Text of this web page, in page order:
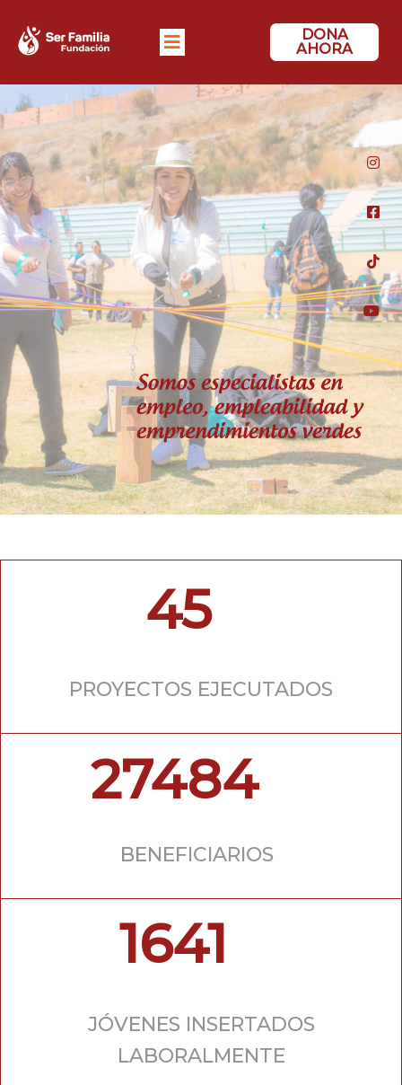
DONA
AHORA
45
PROYECTOS EJECUTADOS
27484
BENEFICIARIOS
1641
JÓVENES INSERTADOS
LABORALMENTE